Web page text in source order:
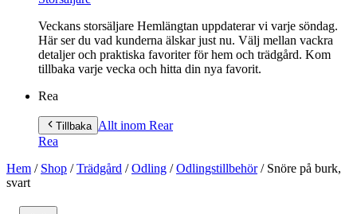
Veckans storsäljare Hemlängtan uppdaterar vi varje söndag.
Här ser du vad kunderna älskar just nu. Välj mellan vackra
detaljer och praktiska favoriter för hem och trädgård. Kom
tillbaka varje vecka och hitta din nya favorit.
Rea
Tillbaka Allt inom Rear
Rea
Hem / Shop /Trädgård /Odling /Odlingstillbehör/ Snöre på burk,
svart